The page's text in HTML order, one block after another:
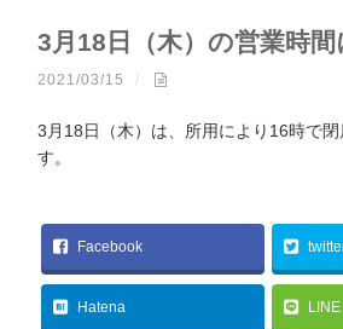
3月18日（木）の営業時
2021/03/15 /
3月18日（木）は、所用により16時で閉
す。
Facebook
Hatena LINE